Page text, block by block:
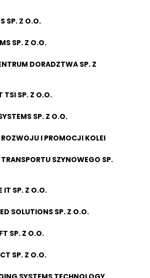
SP. Z O.O.
SP. Z O.O.
DORADZTWA SP. Z
TSI SP. Z O.O.
SP. Z O.O.
I PROMOCJI KOLEI
SZYNOWEGO SP.
IT SP. Z O.O.
SOLUTIONS SP. Z O.O.
SP. Z O.O.
SP. Z O.O.